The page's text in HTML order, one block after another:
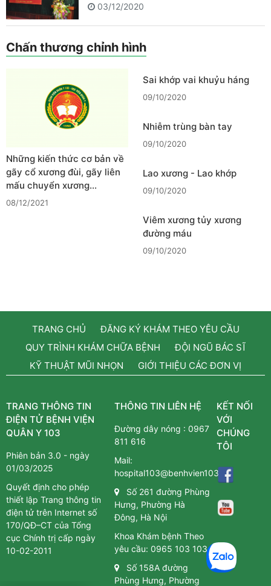
03/12/2020
Chấn thương chỉnh hình
Những kiến thức cơ bản về
gãy cổ xương đùi, gãy liên
mấu chuyển xương…
08/12/2021
Sai khớp vai khuỷu háng
09/10/2020
Nhiễm trùng bàn tay
09/10/2020
Lao xương - Lao khớp
09/10/2020
Viêm xương tủy xương
đường máu
09/10/2020
TRANG CHỦ
ĐĂNG KÝ KHÁM THEO YÊU CẦU
QUY TRÌNH KHÁM CHỮA BỆNH
ĐỘI NGŨ BÁC SĨ
KỸ THUẬT MŨI NHỌN
GIỚI THIỆU CÁC ĐƠN VỊ
TRANG THÔNG TIN
ĐIỆN TỬ BỆNH VIỆN
QUÂN Y 103
Phiên bản 3.0 - ngày
01/03/2025
Quyết định cho phép
thiết lập Trang thông tin
điện tử trên Internet số
170/QĐ–CT của Tổng
cục Chính trị cấp ngày
10-02-2011
THÔNG TIN LIÊN HỆ
Đường dây nóng :0967
811 616
Mail:
hospital103@benhvien103.vn
Số 261 đường Phùng
Hưng, Phường Hà
Đông, Hà Nội
Khoa Khám bệnh Theo
yêu cầu:0965 103 103
Số 158A đường
Phùng Hưng, Phường
KẾT NỐI
VỚI
CHÚNG
TÔI